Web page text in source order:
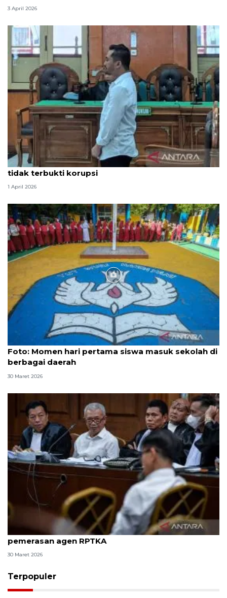
3 April 2026
Hakim PN Medan vonis bebas Amsal Sitepu karena
tidak terbukti korupsi
1 April 2026
Foto: Momen hari pertama siswa masuk sekolah di
berbagai daerah
30 Maret 2026
8 ASN Kemenaker hadapi sidang tuntutan kasus
pemerasan agen RPTKA
30 Maret 2026
Terpopuler